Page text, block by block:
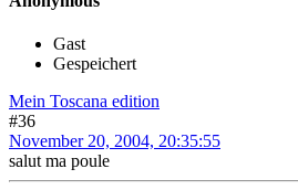
Gast
Gespeichert
Mein Toscana edition
#36
November 20, 2004, 20:35:55
salut ma poule